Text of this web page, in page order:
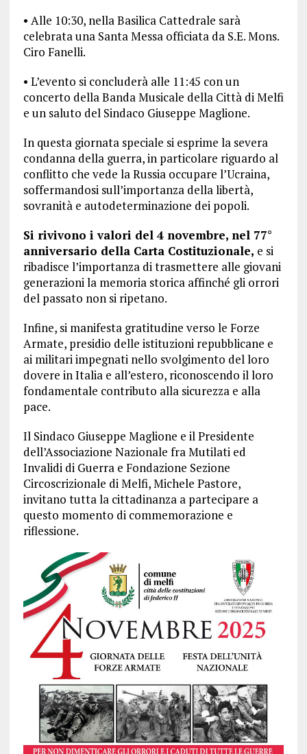
• Alle 10:30, nella Basilica Cattedrale sarà
celebrata una Santa Messa officiata da S.E. Mons.
Ciro Fanelli.
• L’evento si concluderà alle 11:45 con un
concerto della Banda Musicale della Città di Melfi
e un saluto del Sindaco Giuseppe Maglione.
In questa giornata speciale si esprime la severa
condanna della guerra, in particolare riguardo al
conflitto che vede la Russia occupare l’Ucraina,
soffermandosi sull’importanza della libertà,
sovranità e autodeterminazione dei popoli.
Si rivivono i valori del 4 novembre, nel 77°
anniversario della Carta Costituzionale, e si
ribadisce l’importanza di trasmettere alle giovani
generazioni la memoria storica affinché gli orrori
del passato non si ripetano.
Infine, si manifesta gratitudine verso le Forze
Armate, presidio delle istituzioni repubblicane e
ai militari impegnati nello svolgimento del loro
dovere in Italia e all’estero, riconoscendo il loro
fondamentale contributo alla sicurezza e alla
pace.
Il Sindaco Giuseppe Maglione e il Presidente
dell’Associazione Nazionale fra Mutilati ed
Invalidi di Guerra e Fondazione Sezione
Circoscrizionale di Melfi, Michele Pastore,
invitano tutta la cittadinanza a partecipare a
questo momento di commemorazione e
riflessione.